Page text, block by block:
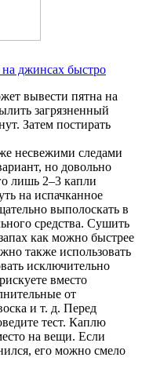
на джинсах быстро
вывести пятна на
загрязненный
Затем постирать
несвежими следами
но довольно
лишь 2–3 капли
на испачканное
выполоскать в
средства. Сушить
как можно быстрее
также использовать
исключительно
вместо
от
и т. д. Перед
тест. Каплю
на вещи. Если
его можно смело